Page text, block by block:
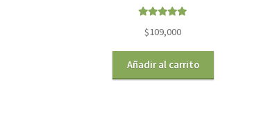
con
5.00
5
$109,000
Añadir al carrito